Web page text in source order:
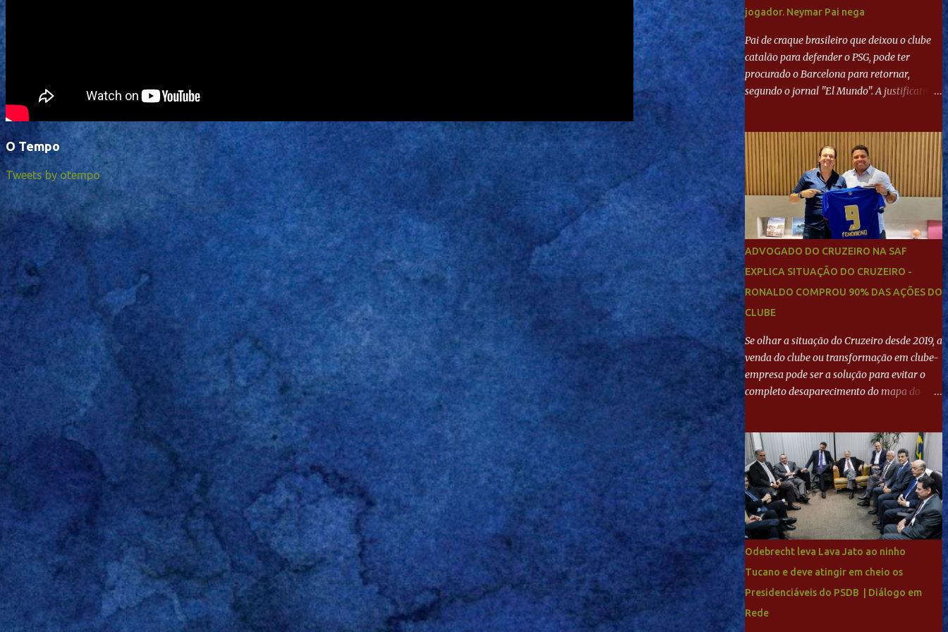
O Tempo
Tweets by otempo
jogador. Neymar Pai nega
Pai de craque brasileiro que deixou o clube
catalão para defender o PSG, pode ter
procurado o Barcelona para retornar,
segundo o jornal "El Mundo". A justificativa
"Mundo Deportivo", o empresário, Neymar
Pai, negou NEYMAR NO BARCELONA?
Jornais internacional divulgam interesse do
jogador. Neymar Pai nega
ADVOGADO DO CRUZEIRO NA SAF
EXPLICA SITUAÇÃO DO CRUZEIRO -
RONALDO COMPROU 90% DAS AÇÕES DO
CLUBE
Se olhar a situação do Cruzeiro desde 2019, a
venda do clube ou transformação em clube-
empresa pode ser a solução para evitar o
completo desaparecimento do mapa do
de milhões agora seja mercantil. Segundo
apuração da Itatiaia, Fenômeno comprou
90% das ações por R$ 400 milhões. Aporte
feito imediatamente para pagamento de
dívidas emergenciais e investimentos no
departamento de futebol. O projeto
apresentado para a recuperação do
Ronaldo sendo solidário à dívida de R$ 1
bilhão a partir de agora, mais o peso que o
ex-atacante tem no mundo do futebol, além
Odebrecht leva Lava Jato ao ninho
Tucano e deve atingir em cheio os
Presidenciáveis do PSDB | Diálogo em
Rede